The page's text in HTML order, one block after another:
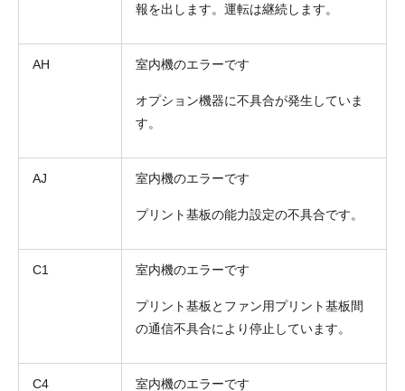
報を出します。運転は継続します。
AH 室内機のエラーです
オプション機器に不具合が発生していま
す。
AJ 室内機のエラーです
プリント基板の能力設定の不具合です。
C1 室内機のエラーです
プリント基板とファン用プリント基板間
の通信不具合により停止しています。
C4 室内機のエラーです